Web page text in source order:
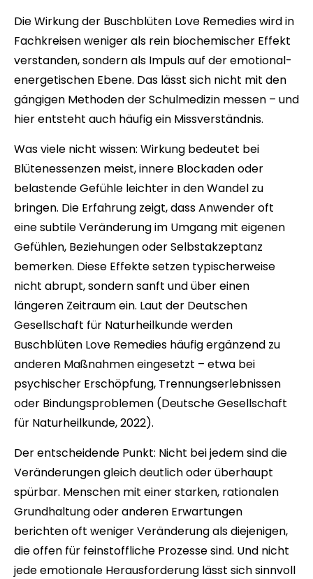
Die Wirkung der Buschblüten Love Remedies wird in
Fachkreisen weniger als rein biochemischer Effekt
verstanden, sondern als Impuls auf der emotional-
energetischen Ebene. Das lässt sich nicht mit den
gängigen Methoden der Schulmedizin messen – und
hier entsteht auch häufig ein Missverständnis.
Was viele nicht wissen: Wirkung bedeutet bei
Blütenessenzen meist, innere Blockaden oder
belastende Gefühle leichter in den Wandel zu
bringen. Die Erfahrung zeigt, dass Anwender oft
eine subtile Veränderung im Umgang mit eigenen
Gefühlen, Beziehungen oder Selbstakzeptanz
bemerken. Diese Effekte setzen typischerweise
nicht abrupt, sondern sanft und über einen
längeren Zeitraum ein. Laut der Deutschen
Gesellschaft für Naturheilkunde werden
Buschblüten Love Remedies häufig ergänzend zu
anderen Maßnahmen eingesetzt – etwa bei
psychischer Erschöpfung, Trennungserlebnissen
oder Bindungsproblemen (Deutsche Gesellschaft
für Naturheilkunde, 2022).
Der entscheidende Punkt: Nicht bei jedem sind die
Veränderungen gleich deutlich oder überhaupt
spürbar. Menschen mit einer starken, rationalen
Grundhaltung oder anderen Erwartungen
berichten oft weniger Veränderung als diejenigen,
die offen für feinstoffliche Prozesse sind. Und nicht
jede emotionale Herausforderung lässt sich sinnvoll